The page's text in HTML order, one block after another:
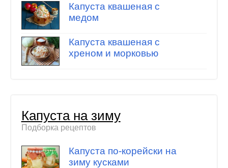
Капуста квашеная с
медом
Капуста квашеная с
хреном и морковью
Капуста на зиму
Подборка рецептов
Капуста по-корейски на
зиму кусками